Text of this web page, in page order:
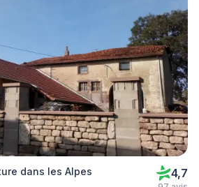
dans les Alpes 4,7